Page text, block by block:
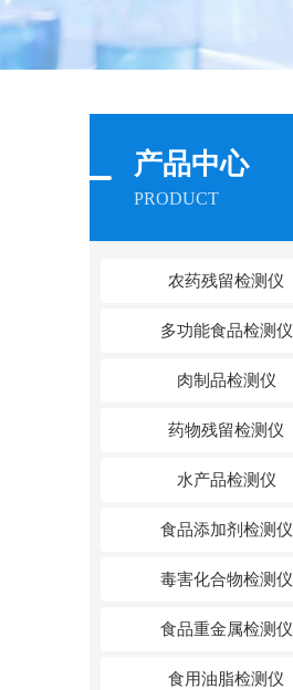
产品中心
PRODUCT
农药残留检测仪
多功能食品检测仪
肉制品检测仪
药物残留检测仪
水产品检测仪
食品添加剂检测仪
毒害化合物检测仪
食品重金属检测仪
食用油脂检测仪